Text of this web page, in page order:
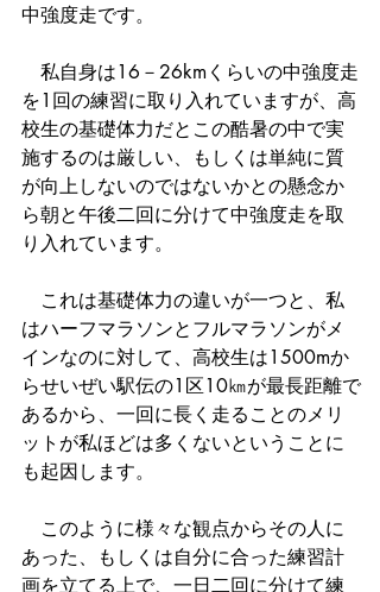
中強度走です。
私自身は16－26kmくらいの中強度走
を1回の練習に取り入れていますが、高
校生の基礎体力だとこの酷暑の中で実
施するのは厳しい、もしくは単純に質
が向上しないのではないかとの懸念か
ら朝と午後二回に分けて中強度走を取
り入れています。
これは基礎体力の違いが一つと、私
はハーフマラソンとフルマラソンがメ
インなのに対して、高校生は1500mか
らせいぜい駅伝の1区10㎞が最長距離で
あるから、一回に長く走ることのメリ
ットが私ほどは多くないということに
も起因します。
このように様々な観点からその人に
あった、もしくは自分に合った練習計
画を立てる上で、一日二回に分けて練